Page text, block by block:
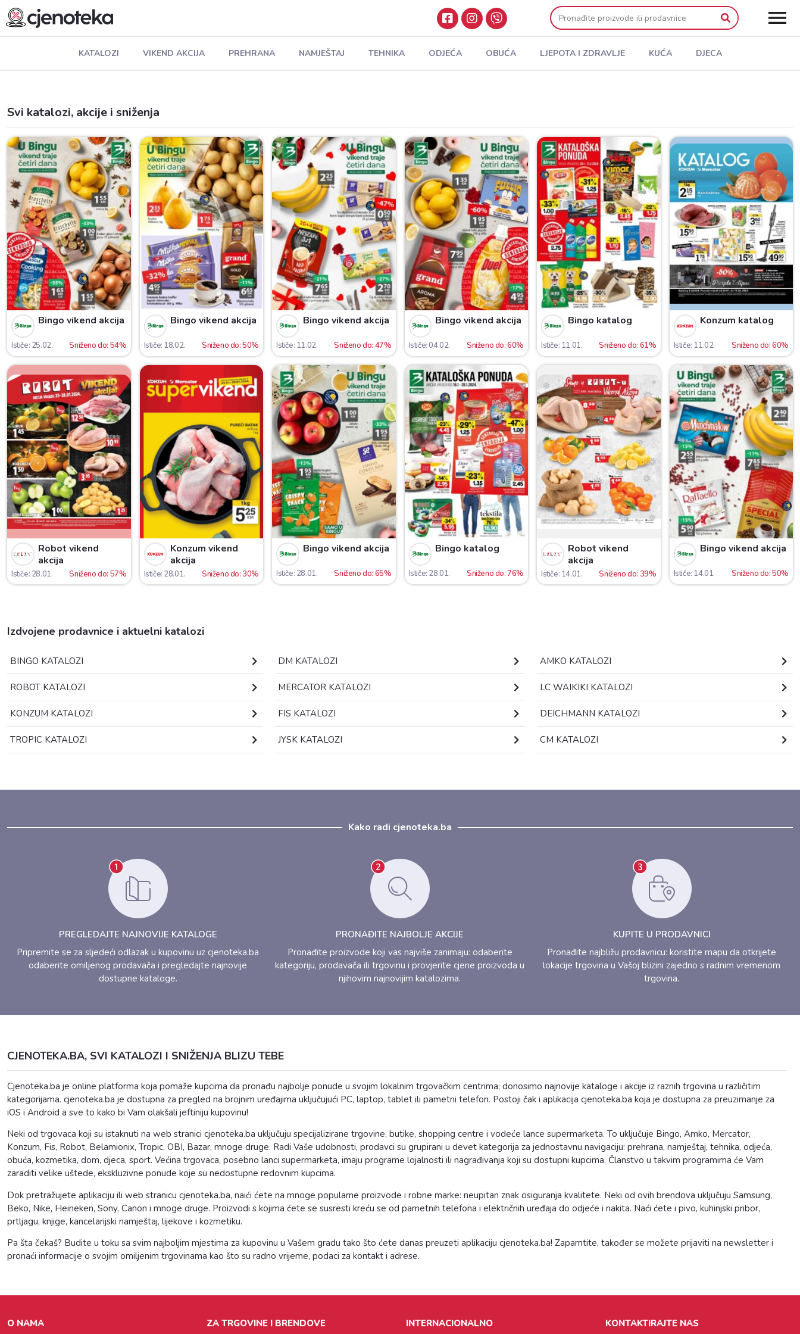
KATALOZI VIKEND AKCIJA PREHRANA NAMJEŠTAJ TEHNIKA ODJEĆA OBUĆA LJEPOTA I ZDRAVLJE KUĆA DJECA
Svi katalozi, akcije i sniženja
Bingo vikend akcija
Ističe: 25.02. Sniženo do: 54%
Bingo vikend akcija
Ističe: 18.02. Sniženo do: 50%
Bingo vikend akcija
Ističe: 11.02. Sniženo do: 47%
Bingo vikend akcija
Ističe: 04.02. Sniženo do: 60%
Bingo katalog
Ističe: 11.01. Sniženo do: 61%
Konzum katalog
Ističe: 11.02. Sniženo do: 60%
Robot vikend
akcija
Ističe: 28.01. Sniženo do: 57%
Konzum vikend
akcija
Ističe: 28.01. Sniženo do: 30%
Bingo vikend akcija
Ističe: 28.01. Sniženo do: 65%
Bingo katalog
Ističe: 28.01. Sniženo do: 76%
Robot vikend
akcija
Ističe: 14.01. Sniženo do: 39%
Bingo vikend akcija
Ističe: 14.01. Sniženo do: 50%
Izdvojene prodavnice i aktuelni katalozi
BINGO KATALOZI
ROBOT KATALOZI
KONZUM KATALOZI
TROPIC KATALOZI
DM KATALOZI
MERCATOR KATALOZI
FIS KATALOZI
JYSK KATALOZI
AMKO KATALOZI
LC WAIKIKI KATALOZI
DEICHMANN KATALOZI
CM KATALOZI
Kako radi cjenoteka.ba
PREGLEDAJTE NAJNOVIJE KATALOGE
Pripremite se za sljedeći odlazak u kupovinu uz cjenoteka.ba
odaberite omiljenog prodavača i pregledajte najnovije
dostupne kataloge.
PRONAĐITE NAJBOLJE AKCIJE
Pronađite proizvode koji vas najviše zanimaju: odaberite
kategoriju, prodavača ili trgovinu i provjerite cjene proizvoda u
njihovim najnovijim katalozima.
KUPITE U PRODAVNICI
Pronađite najbližu prodavnicu: koristite mapu da otkrijete
lokacije trgovina u Vašoj blizini zajedno s radnim vremenom
trgovina.
CJENOTEKA.BA, SVI KATALOZI I SNIŽENJA BLIZU TEBE
Cjenoteka.ba je online platforma koja pomaže kupcima da pronađu najbolje ponude u svojim lokalnim trgovačkim centrima; donosimo najnovije kataloge i akcije iz raznih trgovina u različitim
kategorijama. cjenoteka.ba je dostupna za pregled na brojnim uređajima uključujući PC, laptop, tablet ili pametni telefon. Postoji čak i aplikacija cjenoteka.ba koja je dostupna za preuzimanje za
iOS i Android a sve to kako bi Vam olakšali jeftiniju kupovinu!
Neki od trgovaca koji su istaknuti na web stranici cjenoteka.ba uključuju specijalizirane trgovine, butike, shopping centre i vodeće lance supermarketa. To uključuje Bingo, Amko, Mercator,
Konzum, Fis, Robot, Belamionix, Tropic, OBI, Bazar, mnoge druge. Radi Vaše udobnosti, prodavci su grupirani u devet kategorija za jednostavnu navigaciju: prehrana, namještaj, tehnika, odjeća,
obuća, kozmetika, dom, djeca, sport. Većina trgovaca, posebno lanci supermarketa, imaju programe lojalnosti ili nagrađivanja koji su dostupni kupcima. Članstvo u takvim programima će Vam
zaraditi velike uštede, ekskluzivne ponude koje su nedostupne redovnim kupcima.
Dok pretražujete aplikaciju ili web stranicu cjenoteka.ba, naići ćete na mnoge popularne proizvode i robne marke: neupitan znak osiguranja kvalitete. Neki od ovih brendova uključuju Samsung,
Beko, Nike, Heineken, Sony, Canon i mnoge druge. Proizvodi s kojima ćete se susresti kreću se od pametnih telefona i električnih uređaja do odjeće i nakita. Naći ćete i pivo, kuhinjski pribor,
prtljagu, knjige, kancelarijski namještaj, lijekove i kozmetiku.
Pa šta čekaš? Budite u toku sa svim najboljim mjestima za kupovinu u Vašem gradu tako što ćete danas preuzeti aplikaciju cjenoteka.ba! Zapamtite, također se možete prijaviti na newsletter i
pronaći informacije o svojim omiljenim trgovinama kao što su radno vrijeme, podaci za kontakt i adrese.
O NAMA ZA TRGOVINE I BRENDOVE INTERNACIONALNO KONTAKTIRAJTE NAS